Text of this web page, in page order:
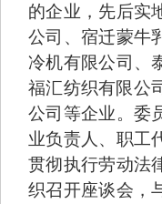
的企业，先后实
公司、宿迁蒙牛
冷机有限公司、
福汇纺织有限公
公司等企业。委
业负责人、职工
贯彻执行劳动法
织召开座谈会，